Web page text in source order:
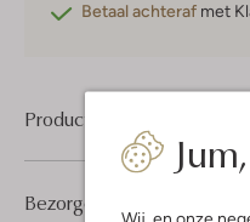
Wij, en onze
Betaal achteraf met
Product informatie
Bezorgen & retourneren